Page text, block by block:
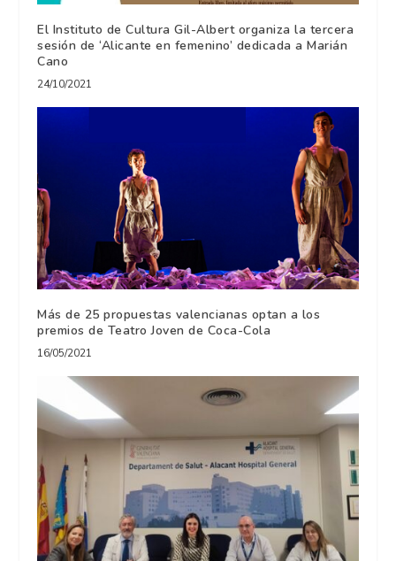
El Instituto de Cultura Gil-Albert organiza la tercera
sesión de ‘Alicante en femenino’ dedicada a Marián
Cano
24/10/2021
Más de 25 propuestas valencianas optan a los
premios de Teatro Joven de Coca-Cola
16/05/2021